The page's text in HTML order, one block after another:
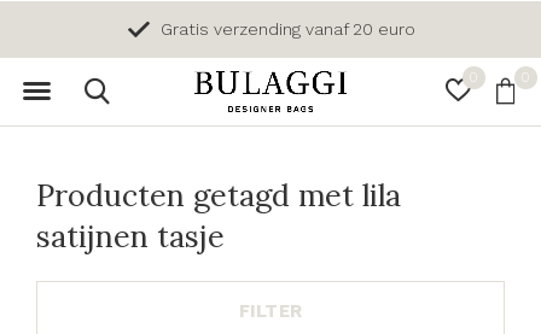
0 0
Gratis verzending vanaf 20 euro
Producten getagd met lila
satijnen tasje
FILTER